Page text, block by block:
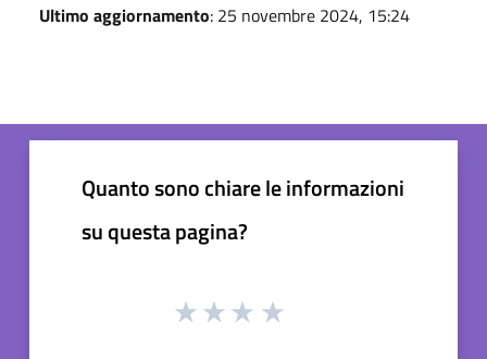
Ultimo aggiornamento: 25 novembre 2024, 15:24
Quanto sono chiare le informazioni
su questa pagina?